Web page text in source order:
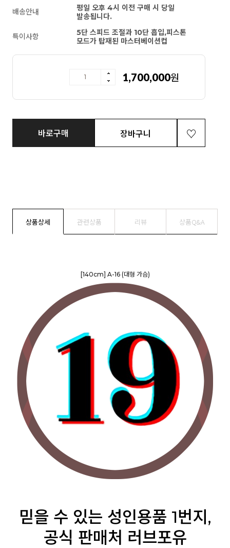
배송안내
평일 오후 4시 이전 구매 시 당일
발송됩니다.
특이사항
5단 스피드 조절과 10단 흡입,피스톤
모드가 탑재된 마스터베이션컵
[140cm] A-16 (대형 가슴) 1,700,000원
바로구매 장바구니
상품상세 관련상품 리뷰 상품Q&A
[140cm] A-16 (대형 가슴)
믿을 수 있는 성인용품 1번지,
공식 판매처 러브포유